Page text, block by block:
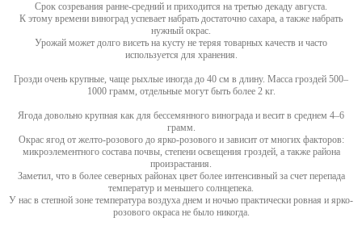
Срок созревания ранне-средний и приходится на третью декаду августа.
К этому времени виноград успевает набрать достаточно сахара, а также набрать
нужный окрас.
Урожай может долго висеть на кусту не теряя товарных качеств и часто
используется для хранения.
Грозди очень крупные, чаще рыхлые иногда до 40 см в длину. Масса гроздей 500–
1000 грамм, отдельные могут быть более 2 кг.
Ягода довольно крупная как для бессемянного винограда и весит в среднем 4–6
грамм.
Окрас ягод от желто-розового до ярко-розового и зависит от многих факторов:
микроэлементного состава почвы, степени освещения гроздей, а также района
произрастания.
Заметил, что в более северных районах цвет более интенсивный за счет перепада
температур и меньшего солнцепека.
У нас в степной зоне температура воздуха днем и ночью практически ровная и ярко-
розового окраса не было никогда.